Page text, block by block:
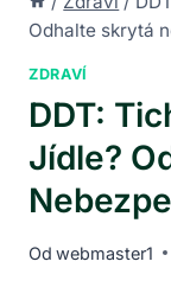
Odhalte skrytá
ZDRAVÍ
DDT:
Jídle?
Od webmaster1